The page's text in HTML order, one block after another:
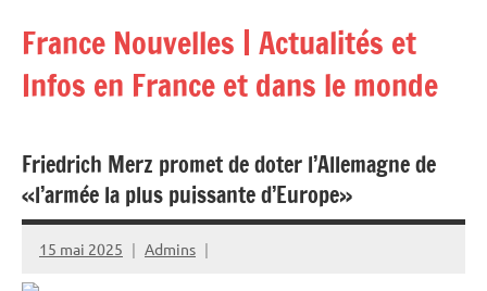
contenu
France Nouvelles | Actualités et
Infos en France et dans le monde
Friedrich Merz promet de doter l’Allemagne de
«l’armée la plus puissante d’Europe»
15 mai 2025 Admins